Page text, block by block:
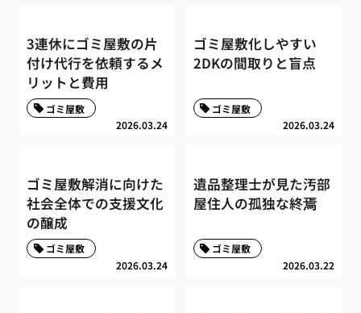
3連休にゴミ屋敷の片
付け代行を依頼するメ
リットと費用
2026.03.24
ゴミ屋敷
ゴミ屋敷化しやすい
2DKの間取りと盲点
2026.03.24
ゴミ屋敷
ゴミ屋敷解消に向けた
社会全体での支援文化
の醸成
2026.03.24
ゴミ屋敷
遺品整理士が見た汚部
屋住人の孤独な終焉
2026.03.22
ゴミ屋敷